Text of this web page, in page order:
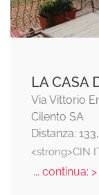
LA CASA
Via Vittorio
Cilento SA
Distanza:
<strong>CIN
... continua: >